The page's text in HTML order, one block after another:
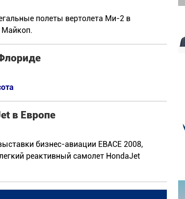
полеты вертолета Ми-2 в
Майкоп.
в Европе
бизнес-авиации EBACE 2008,
реактивный самолет HondaJet